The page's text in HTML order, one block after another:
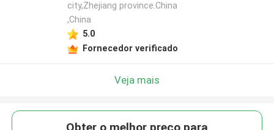
city,Zhejiang province.China
,China
5.0
Fornecedor verificado
Veja mais